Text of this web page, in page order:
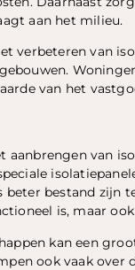
aan het milieu.
verbeteren van
van het
aanbrengen van
bestand zijn
is, maar
kan een
ook vaak over